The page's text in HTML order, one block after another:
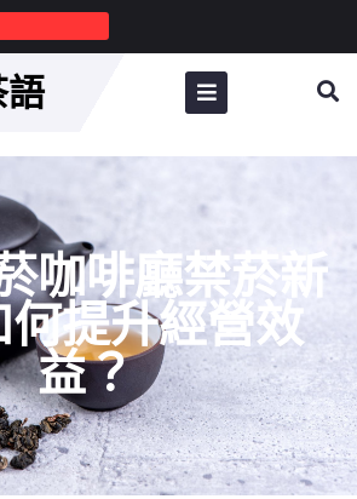
語
咖啡廳禁菸新
提升經營效
益？